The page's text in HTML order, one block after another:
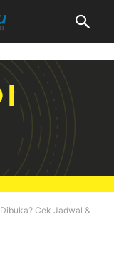
Cek Jadwal &